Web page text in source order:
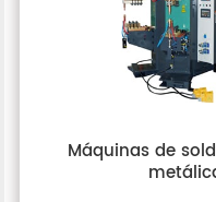
Máquinas de